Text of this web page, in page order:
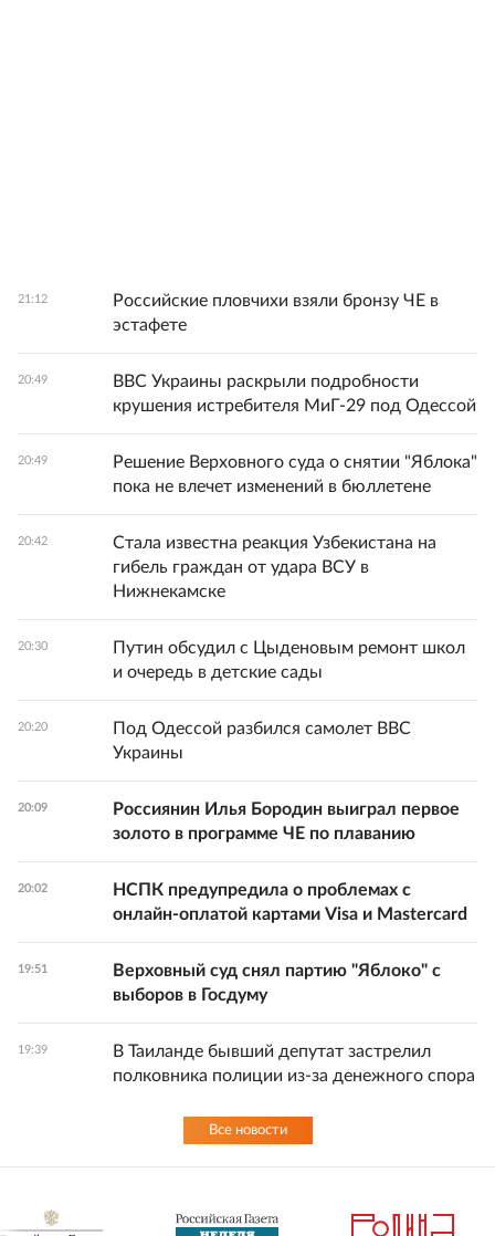
21:12
Российские пловчихи взяли бронзу ЧЕ в
эстафете
20:49
ВВС Украины раскрыли подробности
крушения истребителя МиГ-29 под Одессой
20:49
Решение Верховного суда о снятии "Яблока"
пока не влечет изменений в бюллетене
20:42
Стала известна реакция Узбекистана на
гибель граждан от удара ВСУ в
Нижнекамске
20:30
Путин обсудил с Цыденовым ремонт школ
и очередь в детские сады
20:20
Под Одессой разбился самолет ВВС
Украины
20:09
Россиянин Илья Бородин выиграл первое
золото в программе ЧЕ по плаванию
20:02
НСПК предупредила о проблемах с
онлайн-оплатой картами Visa и Mastercard
19:51
Верховный суд снял партию "Яблоко" с
выборов в Госдуму
19:39
В Таиланде бывший депутат застрелил
полковника полиции из-за денежного спора
Все новости